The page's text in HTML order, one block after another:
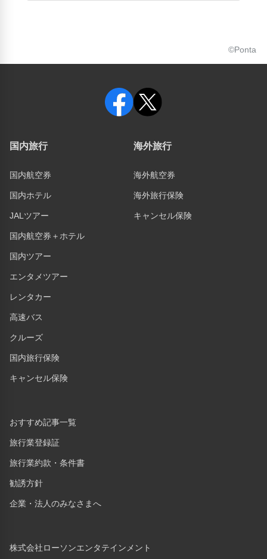
©Ponta
国内旅行
国内航空券
国内ホテル
JALツアー
国内航空券＋ホテル
国内ツアー
エンタメツアー
レンタカー
高速バス
クルーズ
国内旅行保険
キャンセル保険
海外旅行
海外航空券
海外旅行保険
キャンセル保険
おすすめ記事一覧
旅行業登録証
旅行業約款・条件書
勧誘方針
企業・法人のみなさまへ
株式会社ローソンエンタテインメント